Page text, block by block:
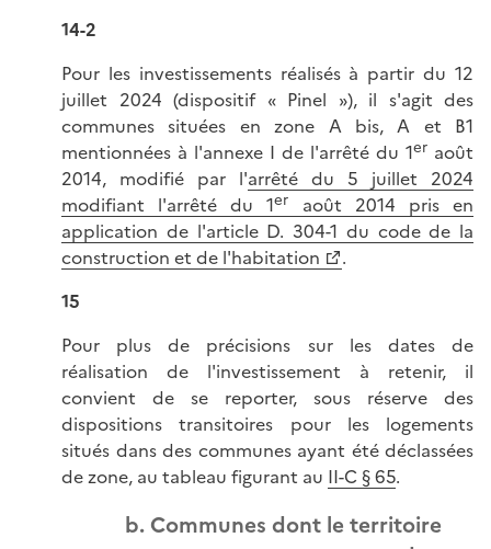
14-2
Pour les investissements réalisés à partir du 12
juillet 2024 (dispositif « Pinel »), il s'agit des
communes situées en zone A bis, A et B1
mentionnées à l'annexe I de l'arrêté du 1er août
2014, modifié par l'arrêté du 5 juillet 2024
modifiant l'arrêté du 1er
août 2014 pris en
application de l'article D. 304-1 du code de la
construction et de l'habitation
.
15
Pour plus de précisions sur les dates de
réalisation de l'investissement à retenir, il
convient de se reporter, sous réserve des
dispositions transitoires pour les logements
situés dans des communes ayant été déclassées
de zone, au tableau figurant au II-C § 65.
b. Communes dont le territoire